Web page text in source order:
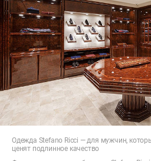
Одежда Stefano Ricci — для мужчин,
ценят подлинное качество